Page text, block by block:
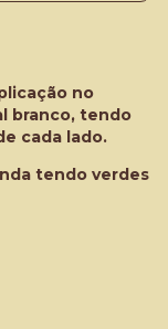
no
branco, tendo
cada lado.
tendo verdes